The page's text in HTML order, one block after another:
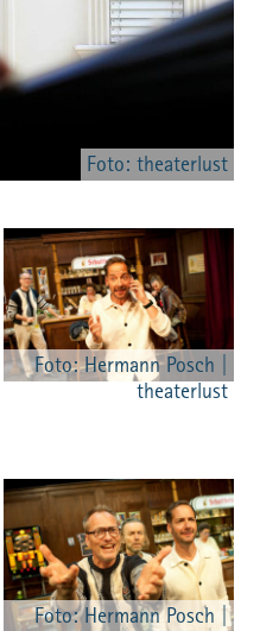
Foto: theaterlust
Foto: Hermann Posch |
theaterlust
Foto: Hermann Posch |